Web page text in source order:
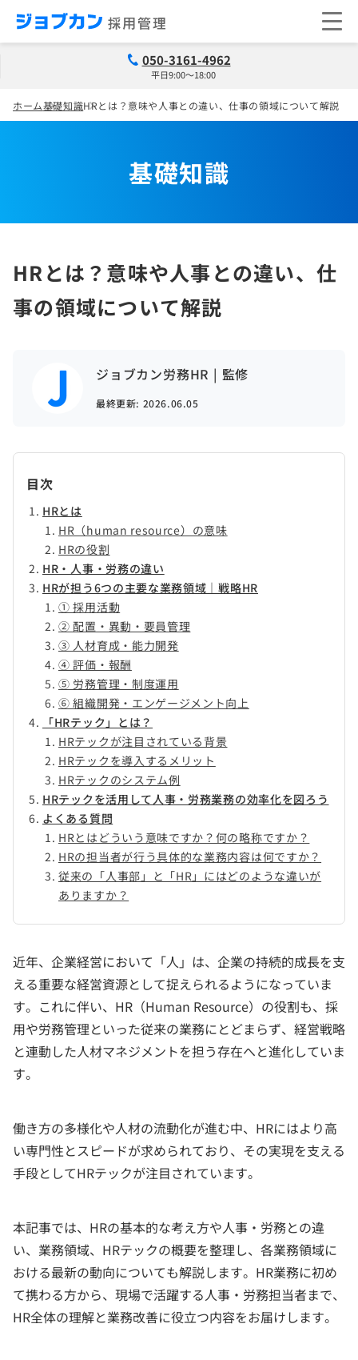
050-3161-4962
平日9:00～18:00
ホーム基礎知識HRとは？意味や人事との違い、仕事の領域について解説
基礎知識
HRとは？意味や人事との違い、仕
事の領域について解説
ジョブカン労務HR | 監修
最終更新: 2026.06.05
目次
HRとは
HR（human resource）の意味
HRの役割
HR・人事・労務の違い
HRが担う6つの主要な業務領域｜戦略HR
① 採用活動
② 配置・異動・要員管理
③ 人材育成・能力開発
④ 評価・報酬
⑤ 労務管理・制度運用
⑥ 組織開発・エンゲージメント向上
「HRテック」とは？
HRテックが注目されている背景
HRテックを導入するメリット
HRテックのシステム例
HRテックを活用して人事・労務業務の効率化を図ろう
よくある質問
HRとはどういう意味ですか？何の略称ですか？
HRの担当者が行う具体的な業務内容は何ですか？
従来の「人事部」と「HR」にはどのような違いが
ありますか？
近年、企業経営において「人」は、企業の持続的成長を支
える重要な経営資源として捉えられるようになっていま
す。これに伴い、HR（Human Resource）の役割も、採
用や労務管理といった従来の業務にとどまらず、経営戦略
と連動した人材マネジメントを担う存在へと進化していま
す。
働き方の多様化や人材の流動化が進む中、HRにはより高
い専門性とスピードが求められており、その実現を支える
手段としてHRテックが注目されています。
本記事では、HRの基本的な考え方や人事・労務との違
い、業務領域、HRテックの概要を整理し、各業務領域に
おける最新の動向についても解説します。HR業務に初め
て携わる方から、現場で活躍する人事・労務担当者まで、
HR全体の理解と業務改善に役立つ内容をお届けします。